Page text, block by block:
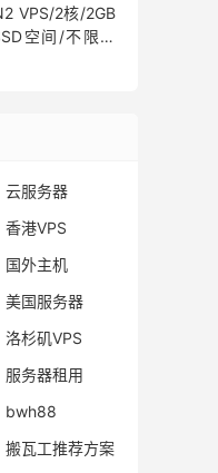
VPS/2核/2GB
空间/不限流
DDOS/KVM
云服务器
香港VPS
国外主机
美国服务器
洛杉矶VPS
服务器租用
bwh88
搬瓦工推荐方案